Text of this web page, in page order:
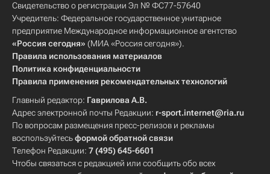
Свидетельство о регистрации Эл № ФС77-57640
Учредитель: Федеральное государственное унитарное
предприятие Международное информационное агентство
«Россия сегодня» (МИА «Россия сегодня»).
Правила использования материалов
Политика конфиденциальности
Правила применения рекомендательных технологий
Главный редактор: Гаврилова А.В.
Адрес электронной почты Редакции: r-sport.internet@ria.ru
По вопросам размещения пресс-релизов и рекламы
воспользуйтесьформой обратной связи
Телефон Редакции: 7 (495) 645-6601
Чтобы связаться с редакцией или сообщить обо всех